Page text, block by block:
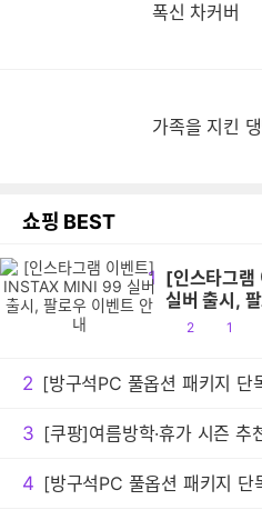
폭신 차커버
가족을 지킨 댕
쇼핑 BEST
1 [인스타그
실버 출시,
공
2
댓1
2
3
4